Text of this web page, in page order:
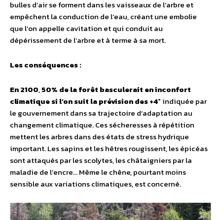
bulles d’air se forment dans les vaisseaux de l’arbre et
empêchent la conduction de l’eau, créant une embolie
que l’on appelle cavitation et qui conduit au
dépérissement de l’arbre et à terme à sa mort.
Les conséquences :
En 2100,50% de la forêt basculerait en inconfort
climatique si l’on suit la prévision des +4° indiquée par
le gouvernement dans sa trajectoire d’adaptation au
changement climatique. Ces sécheresses à répétition
mettent les arbres dans des états de stress hydrique
important. Les sapins et les hêtres rougissent, les épicéas
sont attaqués par les scolytes, les châtaigniers par la
maladie de l’encre… Même le chêne, pourtant moins
sensible aux variations climatiques, est concerné.